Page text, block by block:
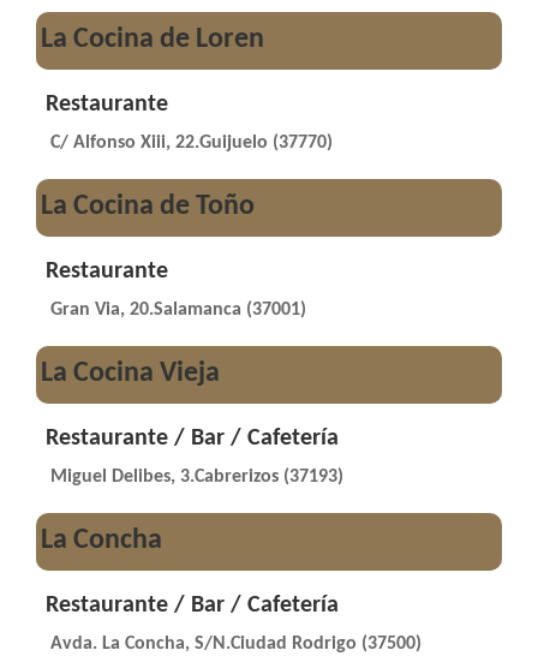
La Cocina de Loren
Restaurante
C/ Alfonso Xiii, 22.Guijuelo (37770)
La Cocina de Toño
Restaurante
Gran Via, 20.Salamanca (37001)
La Cocina Vieja
Restaurante / Bar / Cafetería
Miguel Delibes, 3.Cabrerizos (37193)
La Concha
Restaurante / Bar / Cafetería
Avda. La Concha, S/N.Ciudad Rodrigo (37500)